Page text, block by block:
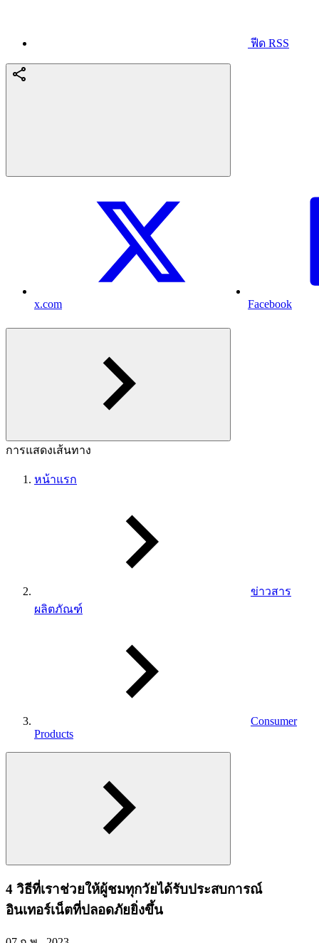
ฟีด RSS
x.com Facebook
การแสดงเส้นทาง
หน้าแรก
ข่าวสาร
ผลิตภัณฑ์
Consumer
Products
4 วิธีที่เราช่วยให้ผู้ชมทุกวัยได้รับประสบการณ์
อินเทอร์เน็ตที่ปลอดภัยยิ่งขึ้น